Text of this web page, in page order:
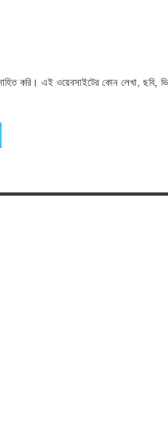
করি। এই ওয়েবসাইটের কোন লেখা, ছবি,